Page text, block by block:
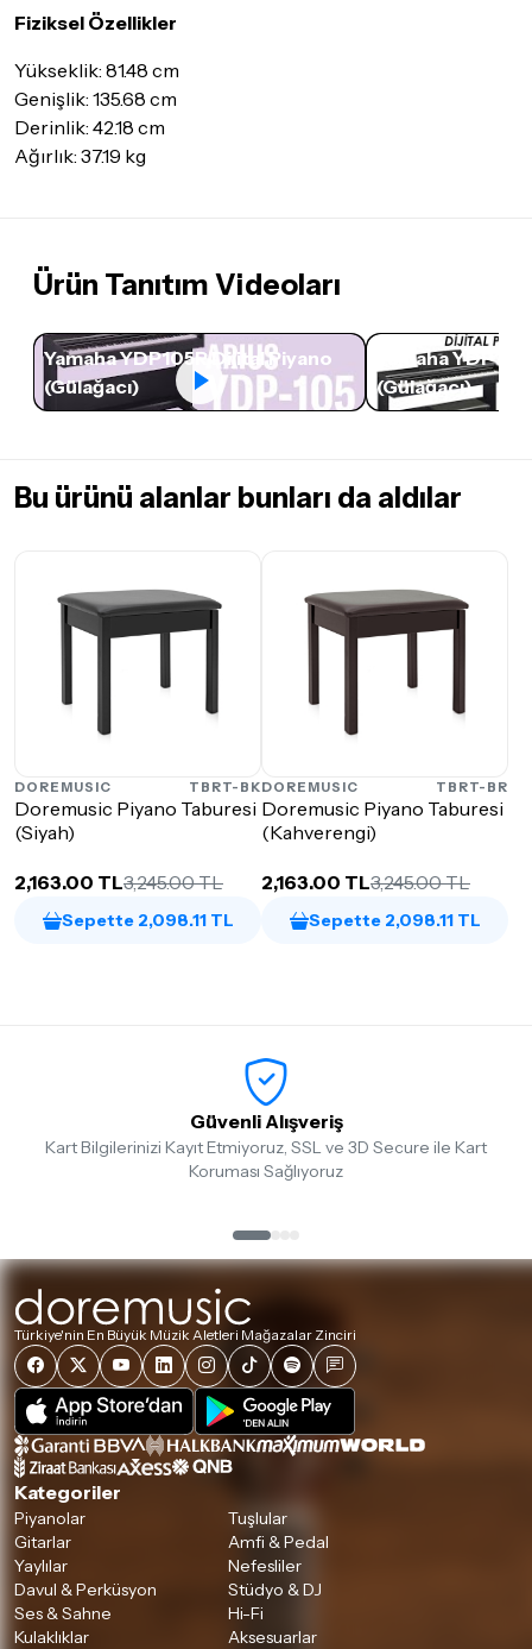
Fiziksel Özellikler
Yükseklik: 81.48 cm
Genişlik: 135.68 cm
Derinlik: 42.18 cm
Ağırlık: 37.19 kg
Ürün Tanıtım Videoları
Yamaha YDP105R Dijital Piyano
(Gülağacı)
Yamaha
(Gülağacı)
Bu ürünü alanlar bunları da aldılar
DOREMUSIC TBRT-BK
Doremusic Piyano Taburesi
(Siyah)
2,163.00 TL3,245.00 TL
Sepette 2,098.11 TL
DOREMUSIC TBRT-BR
Doremusic Piyano Taburesi
(Kahverengi)
2,163.00 TL3,245.00 TL
Sepette 2,098.11 TL
Güvenli Alışveriş
Kart Bilgilerinizi Kayıt Etmiyoruz, SSL ve 3D Secure ile Kart
Koruması Sağlıyoruz
Türkiye'nin En Büyük Müzik Aletleri Mağazalar Zinciri
Kategoriler
Piyanolar
Tuşlular
Gitarlar
Amfi & Pedal
Yaylılar
Nefesliler
Davul & Perküsyon
Stüdyo & DJ
Ses & Sahne
Hi-Fi
Kulaklıklar
Aksesuarlar